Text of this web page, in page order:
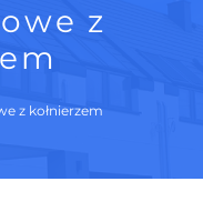
z
z kołnierzem